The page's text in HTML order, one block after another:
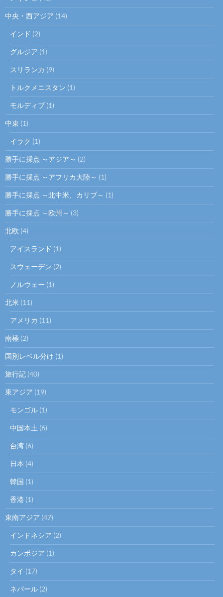
中央・西アジア (14)
インド (2)
グルジア (1)
スリランカ (9)
トルクメニスタン (1)
モルディブ (1)
中東 (1)
イラク (1)
勝手に採点 ～アジア～ (2)
勝手に採点 ～アフリカ大陸～ (1)
勝手に採点 ～北中米、カリブ～ (1)
勝手に採点 ～欧州～ (3)
北欧 (4)
アイスランド (1)
スウェーデン (2)
ノルウェー (1)
北米 (11)
アメリカ (11)
南極 (2)
国別レベル分け (1)
旅行記 (40)
東アジア (19)
モンゴル (1)
中国本土 (6)
台湾 (6)
日本 (4)
韓国 (1)
香港 (1)
東南アジア (47)
インドネシア (2)
カンボジア (1)
タイ (17)
ネパール (2)